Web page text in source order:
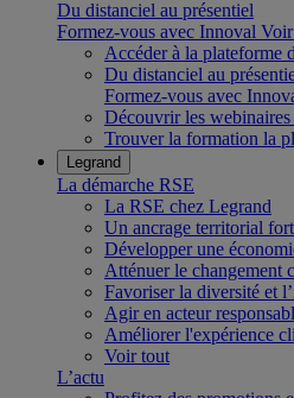
Du distanciel au présentiel
Formez-vous avec Innoval
Accéder à la plateforme
Du distanciel au
Formez-vous avec
Découvrir les
Trouver la formation la
Legrand
La démarche RSE
La RSE chez Legrand
Un ancrage territorial fort
Développer une
Atténuer le changement
Favoriser la diversité et
Agir en acteur
Améliorer l'expérience
Voir tout
L’actu